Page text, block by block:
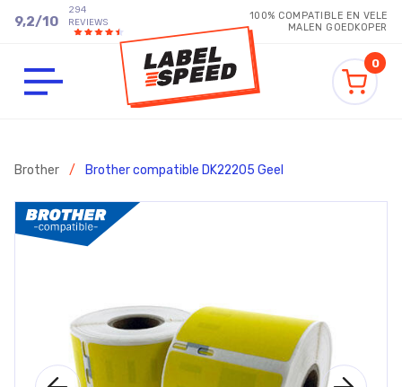
9,2/10
294
REVIEWS
100% COMPATIBLE EN VELE
MALEN GOEDKOPER
0
Brother / Brother compatible DK22205 Geel